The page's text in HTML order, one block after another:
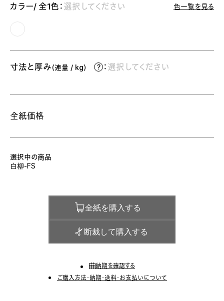
カラー/ 全1色： 選択してください 色一覧を見る
寸法と厚み（連量 / kg） ： 選択してください
全紙価格
選択中の商品
白柳-FS
全紙を購入する
断裁して購入する
納期を確認する
ご購入方法・納期・送料・お支払いについて